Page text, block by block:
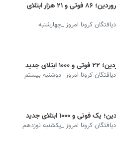
آخرین آمار جهانی کرونا امروز چهارشنبه ۲۲ فروردین؛ ۸۶ فوتی و ۲۱ هزار ابتلای
کرونا امروز _چهارشنبه
کرونا امروز _دوشنبه بیستم
کرونا امروز _یکشنبه نوزدهم